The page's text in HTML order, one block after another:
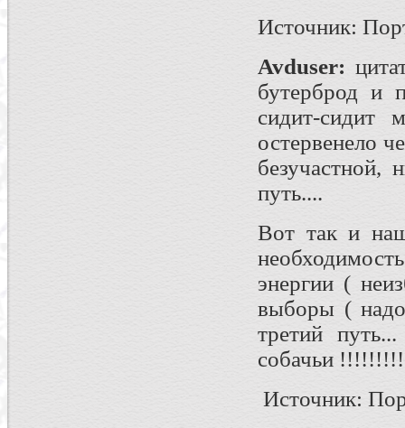
Источник:
Avduser:
бутерброд и
сидит-сидит
остервенело
безучастной,
путь....
Вот так и
энергии (
выборы (
третий
собачьи
Источник: